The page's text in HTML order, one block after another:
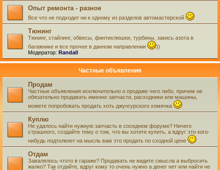
Опыт ремонта - разное
Все что не подходит ни к одному из разделов автомастерской
Тюнинг
Тюнинг, стайлинг, обвесы, финтихлюшки, турбины, закись азота в
багажнике и все прочее в данном направлении
))
Модератор: Randall
Частные объявления
Продам
Частные объявления исключительно о продаже чего либо, причем не
обязательно продавать именно запчасти, расходники или машины,
можете попробовать продать хоть джунгурского хомячка
Куплю
Не удалось найти нужную запчасть в соседнем форуме? Ничего
страшного, создайте тему о том, что вы хотите купить, а вдруг это кого-
нибудь подтолкнет на мысль вам это продать по сходной цене
Отдам
Завалялось чтото в гараже? Продавать не видите смысла а выбросить
жалко? Так отдайте, вдруг кому то очень нужно а денег нет или найти не